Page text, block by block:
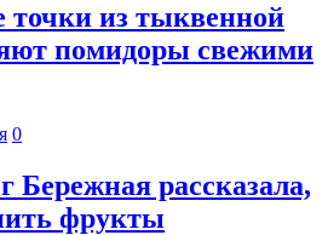
точки из тыквенной
помидоры свежими
0
Бережная рассказала,
фрукты